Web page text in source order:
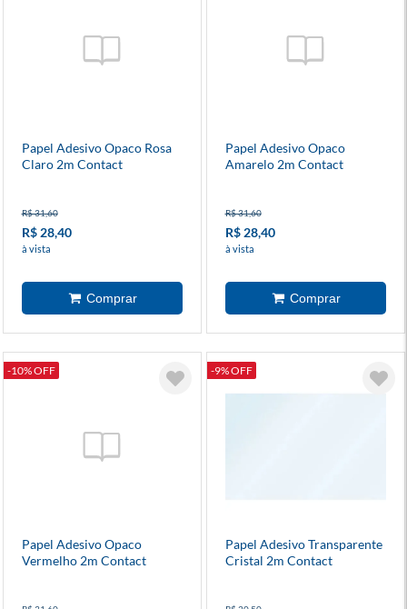
Papel Adesivo Opaco Rosa
Claro 2m Contact
R$ 31,60
R$ 28,40
à vista
Papel Adesivo Opaco
Amarelo 2m Contact
R$ 31,60
R$ 28,40
à vista
-10% OFF
Papel Adesivo Opaco
Vermelho 2m Contact
-9% OFF
Papel Adesivo Transparente
Cristal 2m Contact